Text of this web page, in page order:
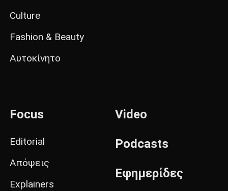
Culture
Fashion & Beauty
Αυτοκίνητο
Focus
Editorial
Απόψεις
Explainers
Video
Podcasts
Εφημερίδες